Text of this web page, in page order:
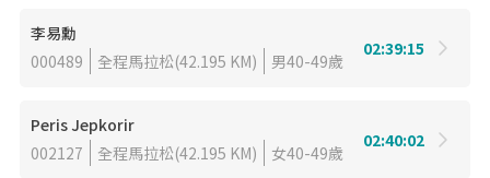
李易勳
000489
全程馬拉松(42.195 KM) 男40-49歲
02:39:15
Peris Jepkorir
002127
全程馬拉松(42.195 KM) 女40-49歲
02:40:02